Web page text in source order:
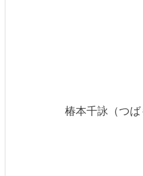
椿本千詠（つば